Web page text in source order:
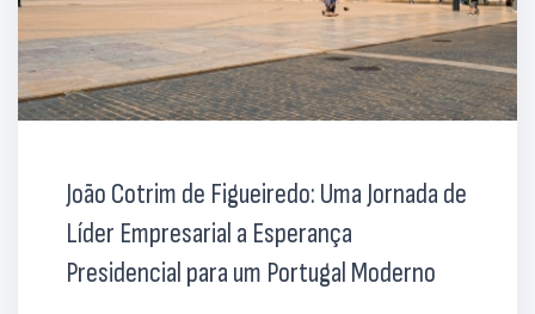
João Cotrim de Figueiredo: Uma Jornada de
Líder Empresarial a Esperança
Presidencial para um Portugal Moderno